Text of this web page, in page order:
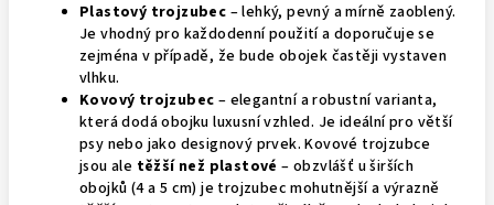
Plastový trojzubec – lehký, pevný a mírně zaoblený.
Je vhodný pro každodenní použití a doporučuje se
zejména v případě, že bude obojek častěji vystaven
vlhku.
Kovový trojzubec – elegantní a robustní varianta,
která dodá obojku luxusní vzhled. Je ideální pro větší
psy nebo jako designový prvek. Kovové trojzubce
jsou ale těžší než plastové – obzvlášť u širších
obojků (4 a 5 cm) je trojzubec mohutnější a výrazně